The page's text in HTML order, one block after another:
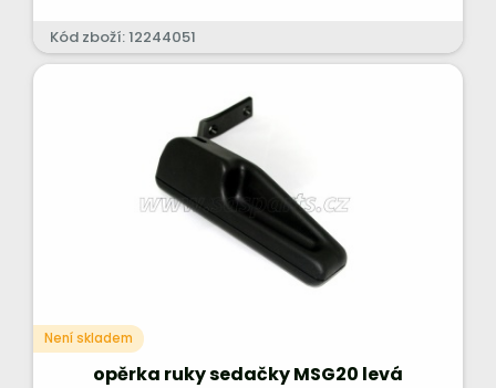
Kód zboží: 12244051
Není skladem
opěrka ruky sedačky MSG20 levá